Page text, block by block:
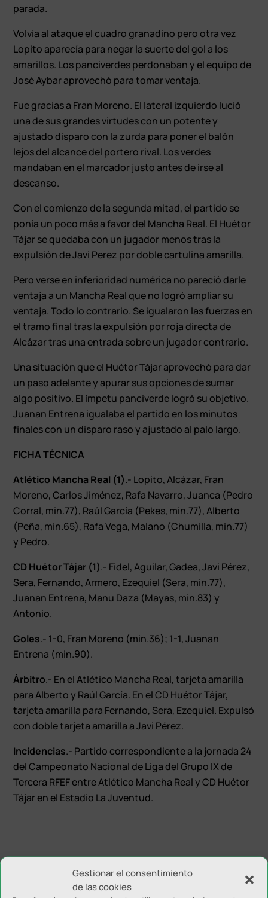
Gestionar el consentimiento
de las cookies
parada.
Volvía al ataque el cuadro granadino pero otra vez
Lopito aparecía para negar la suerte del gol a los
amarillos. Los panciverdes perdonaban y el equipo de
José Aybar aprovechó para tomar ventaja.
Fue gracias a Fran Moreno. El lateral izquierdo lució
una de sus grandes virtudes con un potente y
ajustado disparo con la zurda para poner el balón
lejos del alcance del portero rival. Los verdes
mandaban en el marcador justo antes de irse al
descanso.
Con el comienzo de la segunda mitad, el partido se
ponía un poco más a favor del Mancha Real. El Huétor
Tájar se quedaba con un jugador menos tras la
expulsión de Javi Perez por doble cartulina amarilla.
Pero verse en inferioridad numérica no pareció darle
ventaja a un Mancha Real que no logró ampliar su
ventaja. Todo lo contrario. Se igualaron las fuerzas en
el tramo final tras la expulsión por roja directa de
Alcázar tras una entrada sobre un jugador contrario.
Una situación que el Huétor Tájar aprovechó para dar
un paso adelante y apurar sus opciones de sumar
algo positivo. El ímpetu panciverde logró su objetivo.
Juanan Entrena igualaba el partido en los minutos
finales con un disparo raso y ajustado al palo largo.
FICHA TÉCNICA
Atlético Mancha Real (1).- Lopito, Alcázar, Fran
Moreno, Carlos Jiménez, Rafa Navarro, Juanca (Pedro
Corral, min.77), Raúl García (Pekes, min.77), Alberto
(Peña, min.65), Rafa Vega, Malano (Chumilla, min.77)
y Pedro.
CD Huétor Tájar (1).- Fidel, Aguilar, Gadea, Javi Pérez,
Sera, Fernando, Armero, Ezequiel (Sera, min.77),
Juanan Entrena, Manu Daza (Mayas, min.83) y
Antonio.
Goles.- 1-0, Fran Moreno (min.36); 1-1, Juanan
Entrena (min.90).
Árbitro.- En el Atlético Mancha Real, tarjeta amarilla
para Alberto y Raúl García. En el CD Huétor Tájar,
tarjeta amarilla para Fernando, Sera, Ezequiel. Expulsó
con doble tarjeta amarilla a Javi Pérez.
Incidencias.- Partido correspondiente a la jornada 24
del Campeonato Nacional de Liga del Grupo IX de
Tercera RFEF entre Atlético Mancha Real y CD Huétor
Tájar en el Estadio La Juventud.
Enviar comentario